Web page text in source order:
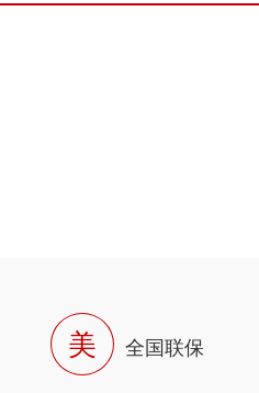
美 全国联保